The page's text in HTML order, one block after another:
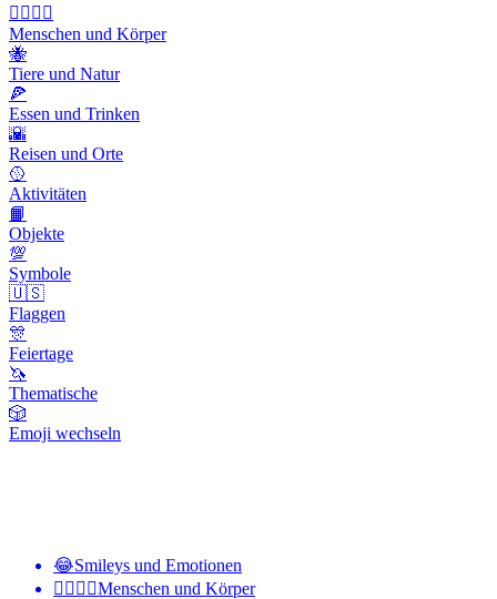
👩‍❤️‍💋‍👨
Menschen und Körper
🐝
Tiere und Natur
🍕
Essen und Trinken
🌇
Reisen und Orte
🥎
Aktivitäten
📙
Objekte
💯
Symbole
🇺🇸
Flaggen
🎊
Feiertage
🦄
Thematische
🎲
Emoji wechseln
😂Smileys und Emotionen
👩‍❤️‍💋‍👨Menschen und Körper